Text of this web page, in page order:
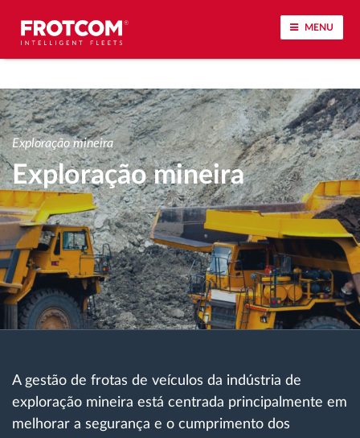
MENU
Localização de veículos e monitorização de
sensores
Análise do estilo de condução
Monitorização dos tempos de condução
Gestão de tarefas
Descarga remota de tacógrafo
Controlo de acesso
Gestão de Combustível
Planeamento e monitorização de rotas
Exploração mineira
Exploração mineira
A gestão de frotas de veículos da indústria de
exploração mineira está centrada principalmente em
melhorar a segurança e o cumprimento dos